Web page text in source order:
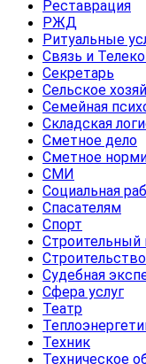
Реставрация
РЖД
Ритуальные
Связь и
Секретарь
Сельское
Семейная
Складская
Сметное дело
Сметное
СМИ
Социальная
Спасателям
Спорт
Строительный
Строительство
Судебная
Сфера услуг
Театр
Техник
Техническое